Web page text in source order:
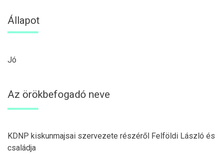
Állapot
Jó
Az örökbefogadó neve
KDNP kiskunmajsai szervezete részéről Felföldi László és
családja